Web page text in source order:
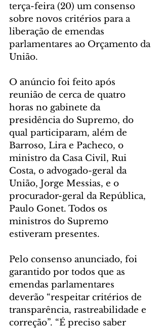
terça-feira (20) um consenso
sobre novos critérios para a
liberação de emendas
parlamentares ao Orçamento da
União.
O anúncio foi feito após
reunião de cerca de quatro
horas no gabinete da
presidência do Supremo, do
qual participaram, além de
Barroso, Lira e Pacheco, o
ministro da Casa Civil, Rui
Costa, o advogado-geral da
União, Jorge Messias, e o
procurador-geral da República,
Paulo Gonet. Todos os
ministros do Supremo
estiveram presentes.
Pelo consenso anunciado, foi
garantido por todos que as
emendas parlamentares
deverão “respeitar critérios de
transparência, rastreabilidade e
correção”. “É preciso saber